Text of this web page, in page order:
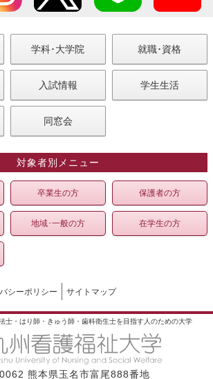
学科･大学院 就職･資格
入試情報 学生生活
同窓会
対象者別メニュー
卒業生の方 保護者の方
地域･一般の方 在学生の方
シーポリシー サイトマップ
士・はり師・きゅう師・歯科衛生士を目指す人のための大学
熊本県玉名市富尾888番地